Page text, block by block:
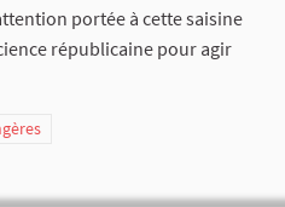
portée à cette saisine
républicaine pour agir